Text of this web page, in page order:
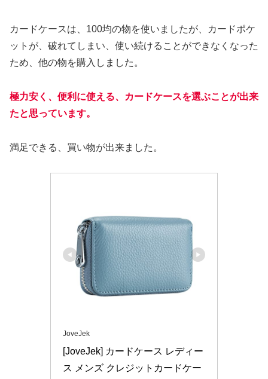
カードケースは、100均の物を使いましたが、カードポケ
ットが、破れてしまい、使い続けることができなくなった
ため、他の物を購入しました。
極力安く、便利に使える、カードケースを選ぶことが出来
たと思っています。
満足できる、買い物が出来ました。
JoveJek
[JoveJek] カードケース レディー
ス メンズ クレジットカードケー